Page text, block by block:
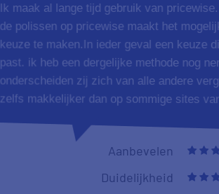
Ik maak al lange tijd gebruik van
de polissen op pricewise maakt het
keuze te maken.In ieder geval een keuze
past. ik heb een dergelijke methode nog
onderscheiden zij zich van alle andere
zelfs makkelijker dan op sommige sites
Aanbevelen
Duidelijkheid